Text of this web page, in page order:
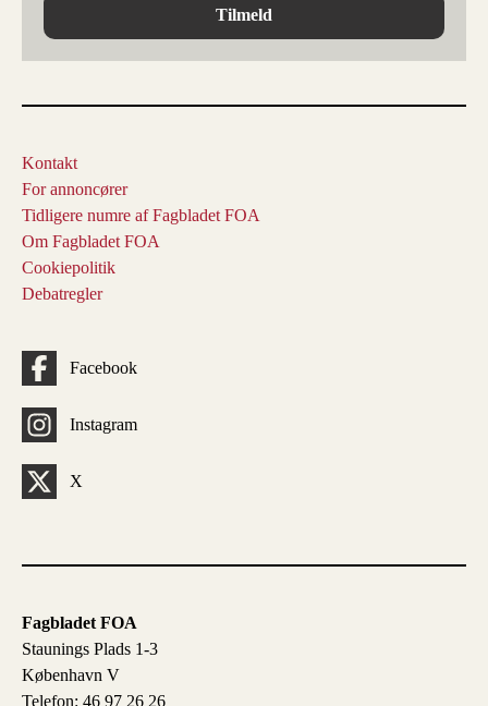
Tilmeld
Fagbladet FOA
Staunings Plads 1-3
København V
Telefon: 46 97 26 26
Kontakt
For annoncører
Tidligere numre af Fagbladet FOA
Om Fagbladet FOA
Cookiepolitik
Debatregler
Facebook
Instagram
X